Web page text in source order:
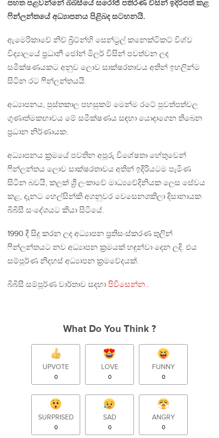
පහත පළවන්නේ බීබිසීයේ සරෝජ් පතිරණ විසින් ඉදිරිපත් කළ
ෆින්ලන්තයේ අධ්‍යාපනය පිළිබද සටහනයි.
ඇමෙරිකාවේ නිව් බ්‍රිට්න්හි සෙන්ට්‍රල් කනෙක්ටිකට් විශ්ව
විද්‍යාලයේ ප්‍රධානී ජෝන් මිලර් විසින් පවත්වන ලද
සමීක්ෂණයකට අනුව ලොව සාක්ෂරතාවය අතින් ඉහලින්ම
සිටින රට ෆින්ලන්තයයි.
අධ්‍යාපනය, පුස්තකාල පහසුකම් මෙන්ම රටේ පුවත්පත්වල
ගුණාත්මකභාවය මේ සමීක්ෂණය සඳහා යොදාගෙන තිබෙන
ප්‍රධාන නිර්ණායක.
අධ්‍යාපනය ක්‍රමයේ පවතින අපූරු විශේෂතා හේතුවෙන්
ෆින්ලන්තය ලොව සාක්ෂරතාවය අතින් ඉදිරියටම පැමිණ
සිටින බවයි, කලක් ශ්‍රී ලංකාවේ මාධ්‍යවේදිනියක ලෙස සේවය
කළ, දැනට හෙල්සින්කි අගනුවර වෙසෙනශකිලා දිසානායක
බීබීසී සංදේශයට කියා සිටියේ.
1990 දී සිදු කරන ලද අධ්‍යාපන ප්‍රතිසංස්කරණ තුලින්
ෆින්ලන්තයට නව අධ්‍යාපන ක්‍රමයක් හඳුන්වා දෙන ලදි. එය
සම්පූර්ණ නිදහස් අධ්‍යාපන ක්‍රමවේදයක්.
බීබීසී සම්පූර්ණ වාර්තාව සදහා පිවිසෙන්න..
What Do You Think ?
UPVOTE
0
LOVE
0
FUNNY
0
SURPRISED
0
SAD
0
ANGRY
0